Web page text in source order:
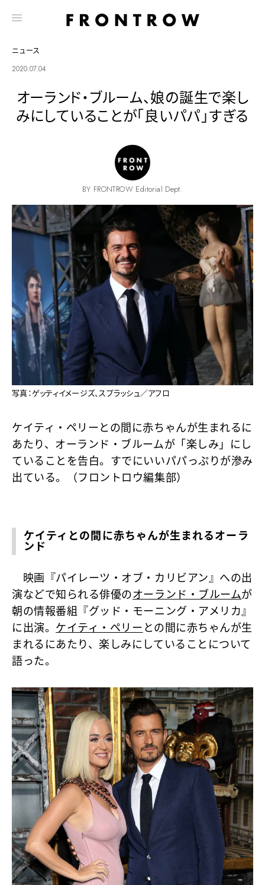
ニュース
2020.07.04
オーランド・ブルーム、娘の誕生で楽し
みにしていることが「良いパパ」すぎる
BY FRONTROW Editorial Dept.
写真：ゲッティイメージズ、スプラッシュ／アフロ
ケイティ・ペリーとの間に赤ちゃんが生まれるに
あたり、オーランド・ブルームが「楽しみ」にし
ていることを告白。すでにいいパパっぷりが滲み
出ている。（フロントロウ編集部）
ケイティとの間に赤ちゃんが生まれるオーラ
ンド
映画『パイレーツ・オブ・カリビアン』への出
演などで知られる俳優のオーランド・ブルームが
朝の情報番組『グッド・モーニング・アメリカ』
に出演。ケイティ・ペリーとの間に赤ちゃんが生
まれるにあたり、楽しみにしていることについて
語った。